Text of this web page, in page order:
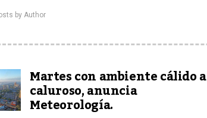
by Author
Martes con ambiente cálido a
caluroso, anuncia
Meteorología.